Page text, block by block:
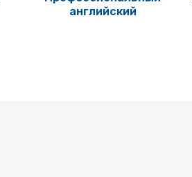
английский